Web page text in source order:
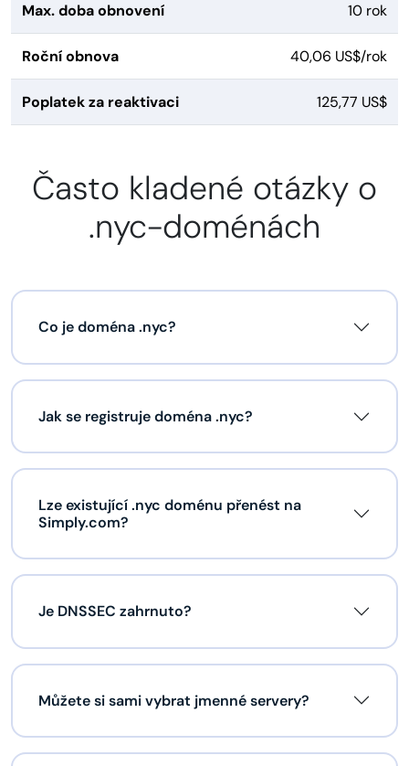
Max. doba obnovení 10 rok
Roční obnova 40,06 US$/rok
Poplatek za reaktivaci 125,77 US$
Často kladené otázky o
.nyc-doménách
Co je doména .nyc?
Jak se registruje doména .nyc?
Lze existující .nyc doménu přenést na
Simply.com?
Je DNSSEC zahrnuto?
Můžete si sami vybrat jmenné servery?